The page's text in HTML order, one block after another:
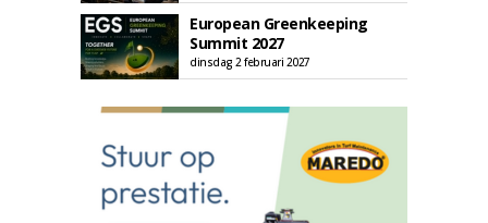
European Greenkeeping
Summit 2027
dinsdag 2 februari 2027